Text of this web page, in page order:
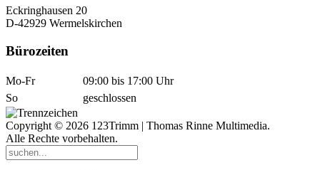
Eckringhausen 20
D-42929 Wermelskirchen
Bürozeiten
Mo-Fr
09:00 bis 17:00 Uhr
So
geschlossen
Copyright © 2026 123Trimm | Thomas Rinne Multimedia.
Alle Rechte vorbehalten.